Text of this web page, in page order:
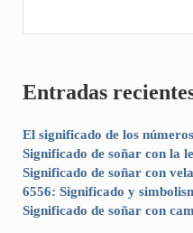
Entradas
El significado de los
Significado de soñar con la
Significado de soñar con
6556: Significado y
Significado de soñar con